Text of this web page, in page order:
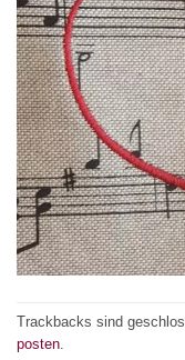
Trackbacks sind
posten